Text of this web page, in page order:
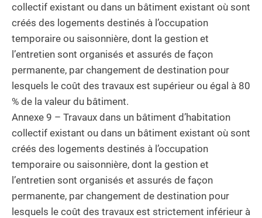
collectif existant ou dans un bâtiment existant où sont
créés des logements destinés à l’occupation
temporaire ou saisonnière, dont la gestion et
l’entretien sont organisés et assurés de façon
permanente, par changement de destination pour
lesquels le coût des travaux est supérieur ou égal à 80
% de la valeur du bâtiment.
Annexe 9 – Travaux dans un bâtiment d’habitation
collectif existant ou dans un bâtiment existant où sont
créés des logements destinés à l’occupation
temporaire ou saisonnière, dont la gestion et
l’entretien sont organisés et assurés de façon
permanente, par changement de destination pour
lesquels le coût des travaux est strictement inférieur à